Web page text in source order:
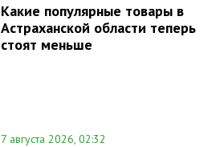
Какие популярные товары в
Астраханской области теперь
стоят меньше
7 августа 2026, 02:32